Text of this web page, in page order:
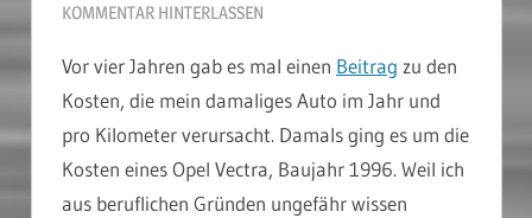
KOMMENTAR HINTERLASSEN
Vor vier Jahren gab es mal einen Beitrag zu den
Kosten, die mein damaliges Auto im Jahr und
pro Kilometer verursacht. Damals ging es um die
Kosten eines Opel Vectra, Baujahr 1996. Weil ich
aus beruflichen Gründen ungefähr wissen